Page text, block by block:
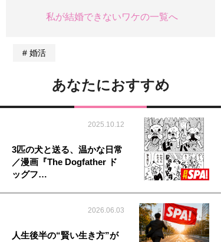
私が結婚できないワケの一覧へ
婚活
あなたにおすすめ
2025.10.12
3匹の犬と送る、温かな日常
／漫画『The Dogfather ド
ッグフ…
2026.06.03
人生後半の“賢い生き方”が